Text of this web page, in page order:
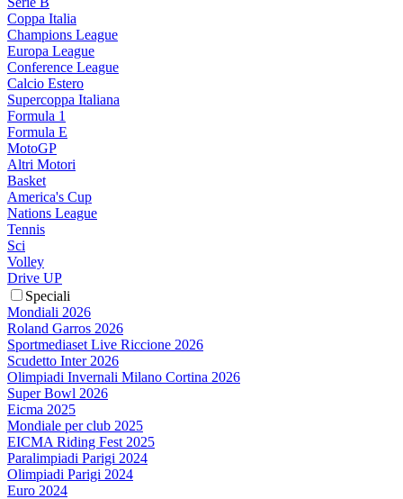
Coppa Italia
Champions League
Europa League
Conference League
Calcio Estero
Supercoppa Italiana
Formula 1
Formula E
MotoGP
Altri Motori
Basket
America's Cup
Nations League
Tennis
Sci
Volley
Drive UP
Speciali
Mondiali 2026
Roland Garros 2026
Sportmediaset Live Riccione 2026
Scudetto Inter 2026
Olimpiadi Invernali Milano Cortina 2026
Super Bowl 2026
Eicma 2025
Mondiale per club 2025
EICMA Riding Fest 2025
Paralimpiadi Parigi 2024
Olimpiadi Parigi 2024
Euro 2024